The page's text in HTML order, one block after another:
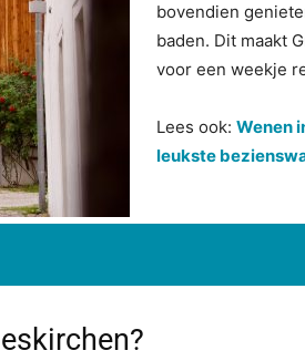
bovendien
baden. Dit maakt
voor een weekje
Lees ook: Wenen
leukste